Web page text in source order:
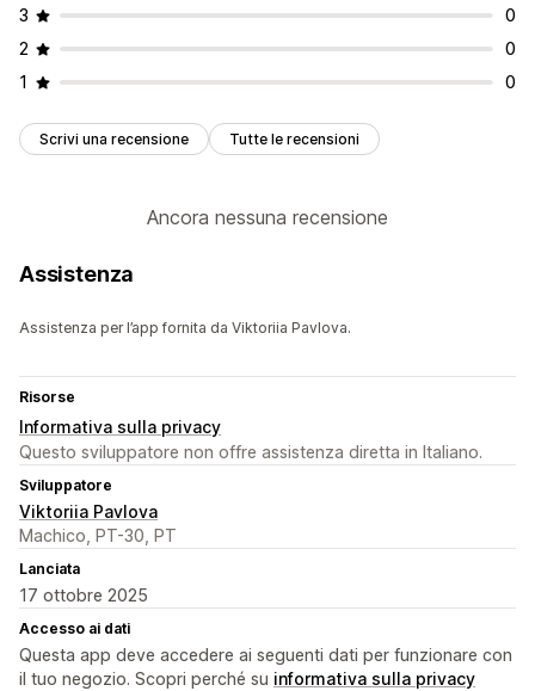
3
0
2
0
1
0
Scrivi una recensione Tutte le recensioni
Ancora nessuna recensione
Assistenza
Assistenza per l’app fornita da Viktoriia Pavlova.
Risorse
Informativa sulla privacy
Questo sviluppatore non offre assistenza diretta in Italiano.
Sviluppatore
Viktoriia Pavlova
Machico, PT-30, PT
Lanciata
17 ottobre 2025
Accesso ai dati
Questa app deve accedere ai seguenti dati per funzionare con
il tuo negozio. Scopri perché su informativa sulla privacy